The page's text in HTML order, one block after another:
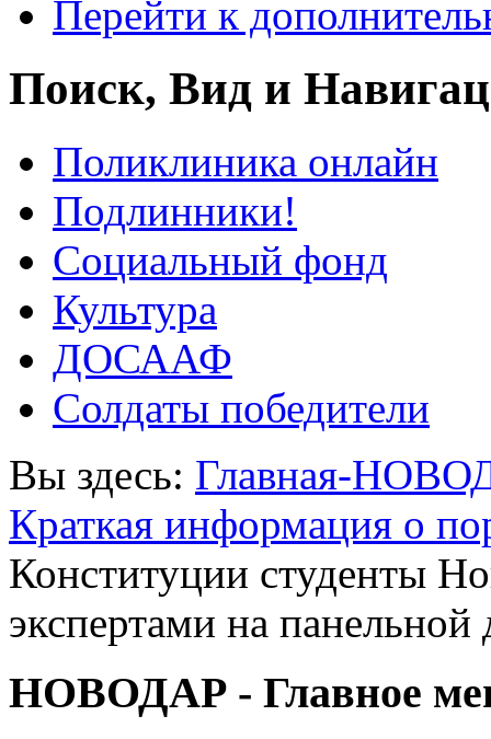
Перейти к
Поиск, Вид и
Поликлиника онлайн
Подлинники!
Социальный фонд
Культура
ДОСААФ
Солдаты победители
Вы здесь: Главная-
Краткая информация о
Конституции студенты
экспертами на
НОВОДАР - Главное